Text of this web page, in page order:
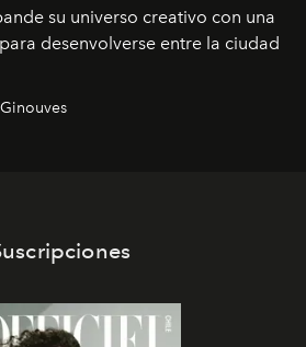
su universo creativo con una
desenvolverse entre la ciudad